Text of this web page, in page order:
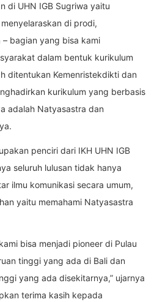
di UHN IGB Sugriwa yaitu
di prodi,
bagian yang bisa kami
dalam bentuk kurikulum
ditentukan Kemenristekdikti dan
kurikulum yang berbasis
adalah Natyasastra dan
penciri dari IKH UHN IGB
seluruh lulusan tidak hanya
ilmu komunikasi secara umum,
yaitu memahami Natyasastra
bisa menjadi pioneer di Pulau
tinggi yang ada di Bali dan
yang ada disekitarnya,” ujarnya
terima kasih kepada